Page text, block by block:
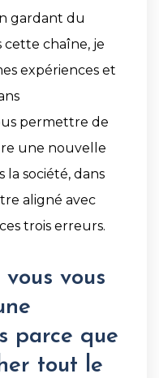
gardant du
cette chaîne, je
expériences et
permettre de
une nouvelle
la société, dans
aligné avec
trois erreurs.
vous
parce que
tout le